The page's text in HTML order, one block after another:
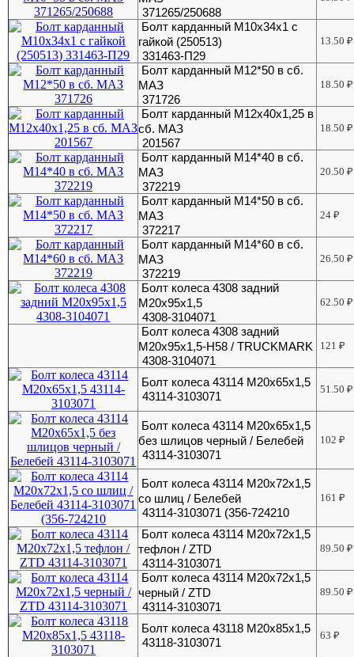
371265/250688
Болт карданный М10х34х1 с
гайкой (250513)
331463-П29
13.50₽
Болт карданный М12*50 в сб.
МАЗ
371726
18.50₽
Болт карданный М12х40х1,25 в
сб. МАЗ
201567
18.50₽
Болт карданный М14*40 в сб.
МАЗ
372219
20.50₽
Болт карданный М14*50 в сб.
МАЗ
372217
24₽
Болт карданный М14*60 в сб.
МАЗ
372219
26.50₽
Болт колеса 4308 задний
М20х95х1,5
4308-3104071
62.50₽
Болт колеса 4308 задний
М20х95х1,5-H58 / TRUCKMARK
4308-3104071
121₽
Болт колеса 43114 М20х65х1,5
43114-3103071
51.50₽
Болт колеса 43114 М20х65х1,5
без шлицов черный / Белебей
43114-3103071
102₽
Болт колеса 43114 М20х72х1,5
со шлиц / Белебей
43114-3103071 (356-724210
161₽
Болт колеса 43114 М20х72х1,5
тефлон / ZTD
43114-3103071
89.50₽
Болт колеса 43114 М20х72х1,5
черный / ZTD
43114-3103071
89.50₽
Болт колеса 43118 М20х85х1,5
43118-3103071
63₽